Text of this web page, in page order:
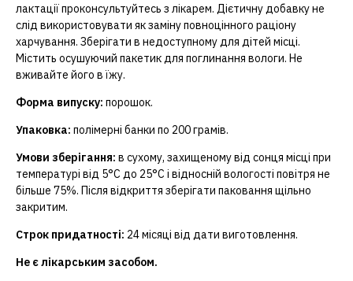
лактації проконсультуйтесь з лікарем. Дієтичну добавку не
слід використовувати як заміну повноцінного раціону
харчування. Зберігати в недоступному для дітей місці.
Містить осушуючий пакетик для поглинання вологи. Не
вживайте його в їжу.
Форма випуску: порошок.
Упаковка: полімерні банки по 200 грамів.
Умови зберігання: в сухому, захищеному від сонця місці при
температурі від 5°С до 25°С і відносній вологості повітря не
більше 75%. Після відкриття зберігати паковання щільно
закритим.
Строк придатності: 24 місяці від дати виготовлення.
Не є лікарським засобом.